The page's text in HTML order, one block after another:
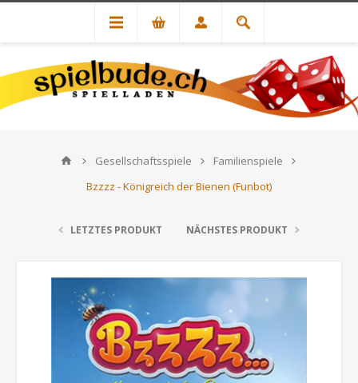
Gesellschaftsspiele
Familienspiele
Bzzzz - Königreich der Bienen (Funbot)
LETZTES PRODUKT NÄCHSTES PRODUKT